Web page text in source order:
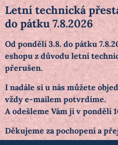
Letní technická
do pátku 7.8.2026
Od pondělí 3.8. do pátku
eshopu z důvodu letní
přerušen.
I nadále si u nás můžete
vždy e-mailem potvrdíme.
A odešleme Vám ji v pondělí
Děkujeme za pochopení a